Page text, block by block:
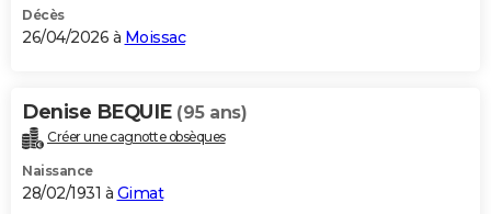
Décès
26/04/2026 à Moissac
Denise BEQUIE (95 ans)
Créer une cagnotte obsèques
Naissance
28/02/1931 à Gimat